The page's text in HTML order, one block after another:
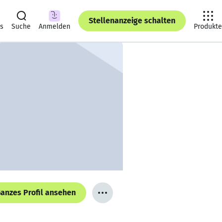
Suche Anmelden
Stellenanzeige schalten
Produkte
Profil ansehen